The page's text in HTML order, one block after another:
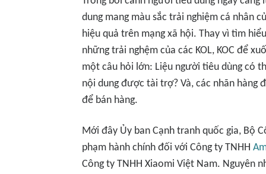
dung mang màu sắc trải nghiệm cá nhân
hiệu quả trên mạng xã hội. Thay vì tìm
những trải nghệm của các KOL, KOC để
một câu hỏi lớn: Liệu người tiêu dùng có
nội dung được tài trợ? Và, các nhãn hàng
để bán hàng.
Mới đây Ủy ban Cạnh tranh quốc gia, Bộ
phạm hành chính đối với Công ty TNHH
Công ty TNHH Xiaomi Việt Nam. Nguyên